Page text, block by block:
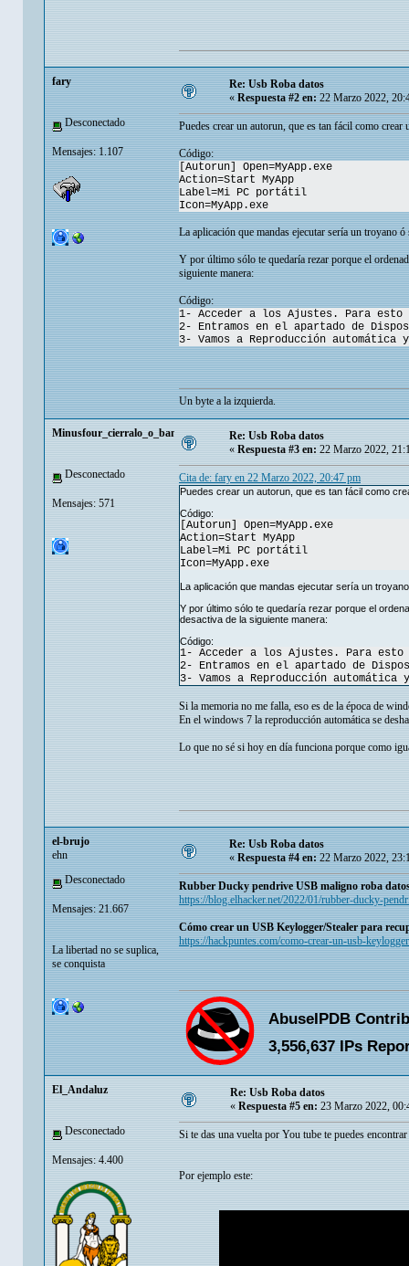
fary
Desconectado
Mensajes: 1.107
Re: Usb Roba datos
«Respuesta #2 en:22 Marzo 2022,
Puedes crear un autorun, que es tan fácil como
Código:
[Autorun] Open=MyApp.exe
Action=Start MyApp
Label=Mi PC portátil
Icon=MyApp.exe
La aplicación que mandas ejecutar sería un troyano
Y por último sólo te quedaría rezar porque el
siguiente manera:
Código:
1- Acceder a los Ajustes. Para esto
2- Entramos en el apartado de
3- Vamos a Reproducción automática
Un byte a la izquierda.
Minusfour_cierralo_o_baneamefull
Desconectado
Mensajes: 571
Re: Usb Roba datos
« Respuesta #3 en: 22 Marzo 2022,
Cita de: fary en 22 Marzo 2022, 20:47 pm
Puedes crear un autorun, que es tan fácil como
Código:
[Autorun] Open=MyApp.exe
Action=Start MyApp
Label=Mi PC portátil
Icon=MyApp.exe
La aplicación que mandas ejecutar sería un
Y por último sólo te quedaría rezar porque el
desactiva de la siguiente manera:
Código:
1- Acceder a los Ajustes. Para esto
2- Entramos en el apartado de
3- Vamos a Reproducción
Si la memoria no me falla, eso es de la época de
En el windows 7 la reproducción automática se
Lo que no sé si hoy en día funciona porque como
el-brujo
ehn
Desconectado
Mensajes: 21.667
La libertad no se suplica,
se conquista
Re: Usb Roba datos
«Respuesta #4 en:22 Marzo 2022,
Rubber Ducky pendrive USB maligno roba
https://blog.elhacker.net/2022/01/rubber-ducky-
Cómo crear un USB Keylogger/Stealer para
https://hackpuntes.com/como-crear-un-usb-
El_Andaluz
Desconectado
Mensajes: 4.400
Re: Usb Roba datos
« Respuesta #5 en: 23 Marzo 2022,
Si te das una vuelta por You tube te puedes
Por ejemplo este: